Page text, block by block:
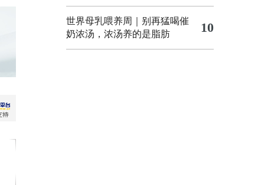
世界母乳喂养周｜别再猛喝催
奶浓汤，浓汤养的是脂肪
10